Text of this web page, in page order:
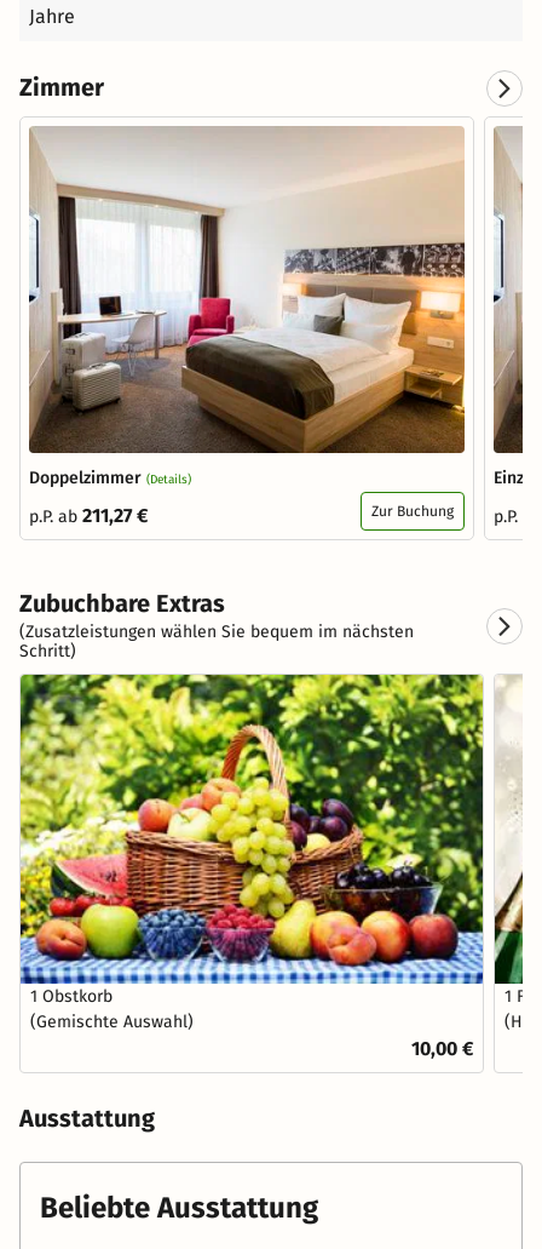
Jahre
Zimmer
Doppelzimmer (Details)
p.P. ab 211,27 € Zur Buchung
p.P.
Zubuchbare Extras
(Zusatzleistungen wählen Sie bequem im nächsten
Schritt)
1 Obstkorb
(Gemischte Auswahl)
10,00 €
1
Ausstattung
Beliebte Ausstattung